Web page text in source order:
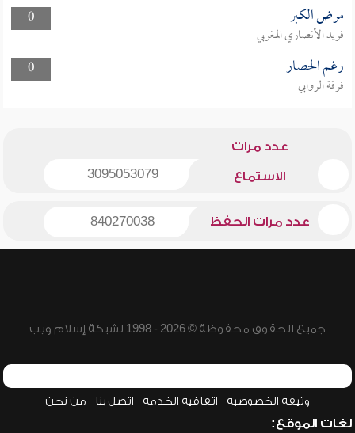
0
مرض الكبر
فريد الأنصاري المغربي
0
رغم الحصار
فرقة الروابي
عدد مرات
الاستماع 3095053079
عدد مرات الحفظ 840270038
جميع الحقوق محفوظة © 2026 - 1998 لشبكة إسلام ويب
وثيقة الخصوصية اتفاقية الخدمة اتصل بنا من نحن
لغات الموقع: